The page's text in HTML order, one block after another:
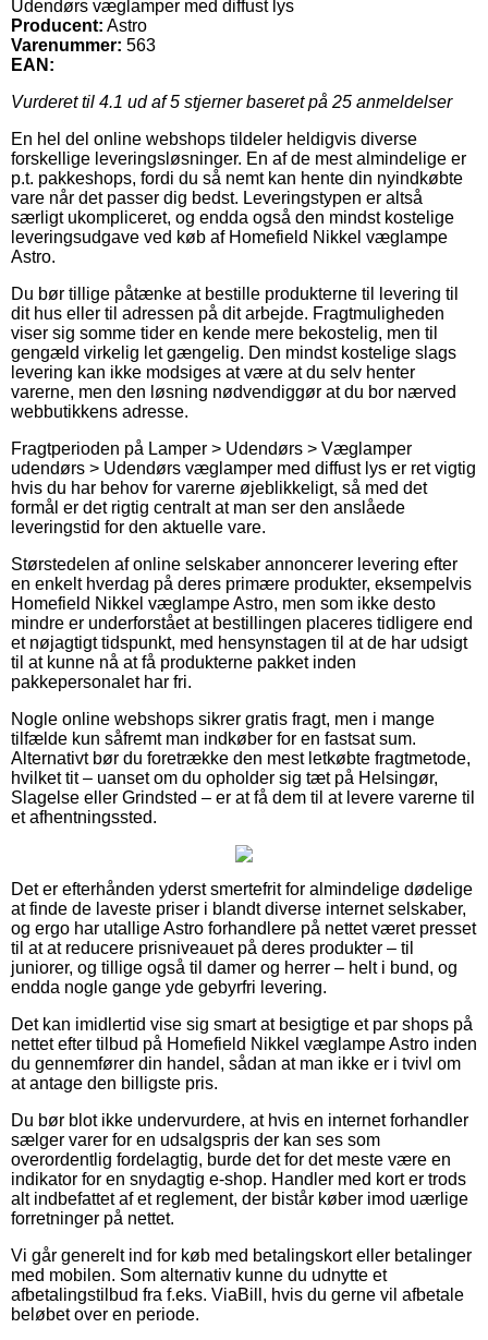
Udendørs væglamper med diffust lys
Producent: Astro
Varenummer: 563
EAN:
Vurderet til 4.1 ud af 5 stjerner baseret på 25 anmeldelser
En hel del online webshops tildeler heldigvis diverse
forskellige leveringsløsninger. En af de mest almindelige er
p.t. pakkeshops, fordi du så nemt kan hente din nyindkøbte
vare når det passer dig bedst. Leveringstypen er altså
særligt ukompliceret, og endda også den mindst kostelige
leveringsudgave ved køb af Homefield Nikkel væglampe
Astro.
Du bør tillige påtænke at bestille produkterne til levering til
dit hus eller til adressen på dit arbejde. Fragtmuligheden
viser sig somme tider en kende mere bekostelig, men til
gengæld virkelig let gængelig. Den mindst kostelige slags
levering kan ikke modsiges at være at du selv henter
varerne, men den løsning nødvendiggør at du bor nærved
webbutikkens adresse.
Fragtperioden på Lamper > Udendørs > Væglamper
udendørs > Udendørs væglamper med diffust lys er ret vigtig
hvis du har behov for varerne øjeblikkeligt, så med det
formål er det rigtig centralt at man ser den anslåede
leveringstid for den aktuelle vare.
Størstedelen af online selskaber annoncerer levering efter
en enkelt hverdag på deres primære produkter, eksempelvis
Homefield Nikkel væglampe Astro, men som ikke desto
mindre er underforstået at bestillingen placeres tidligere end
et nøjagtigt tidspunkt, med hensynstagen til at de har udsigt
til at kunne nå at få produkterne pakket inden
pakkepersonalet har fri.
Nogle online webshops sikrer gratis fragt, men i mange
tilfælde kun såfremt man indkøber for en fastsat sum.
Alternativt bør du foretrække den mest letkøbte fragtmetode,
hvilket tit – uanset om du opholder sig tæt på Helsingør,
Slagelse eller Grindsted – er at få dem til at levere varerne til
et afhentningssted.
Det er efterhånden yderst smertefrit for almindelige dødelige
at finde de laveste priser i blandt diverse internet selskaber,
og ergo har utallige Astro forhandlere på nettet været presset
til at at reducere prisniveauet på deres produkter – til
juniorer, og tillige også til damer og herrer – helt i bund, og
endda nogle gange yde gebyrfri levering.
Det kan imidlertid vise sig smart at besigtige et par shops på
nettet efter tilbud på Homefield Nikkel væglampe Astro inden
du gennemfører din handel, sådan at man ikke er i tvivl om
at antage den billigste pris.
Du bør blot ikke undervurdere, at hvis en internet forhandler
sælger varer for en udsalgspris der kan ses som
overordentlig fordelagtig, burde det for det meste være en
indikator for en snydagtig e-shop. Handler med kort er trods
alt indbefattet af et reglement, der bistår køber imod uærlige
forretninger på nettet.
Vi går generelt ind for køb med betalingskort eller betalinger
med mobilen. Som alternativ kunne du udnytte et
afbetalingstilbud fra f.eks. ViaBill, hvis du gerne vil afbetale
beløbet over en periode.